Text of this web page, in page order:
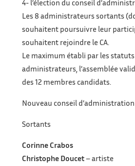
4- l’élection du conseil
Les 8 administrateurs sortants
souhaitent poursuivre leur
souhaitent rejoindre le CA.
Le maximum établi par les
administrateurs, l’assemblée
des 12 membres candidats.
Nouveau conseil d’administration
Sortants
Corinne Crabos
Christophe Doucet – artiste